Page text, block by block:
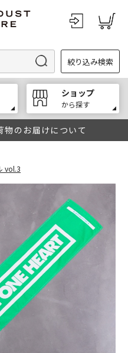
絞り込み検索
ショップ
から探す
のお届けについて
vol.3